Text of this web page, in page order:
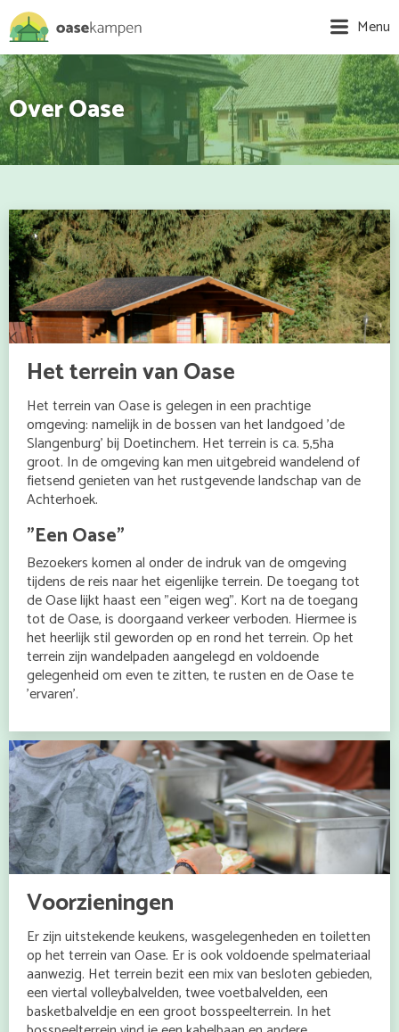
Menu
Over Oase
Het terrein van Oase
Het terrein van Oase is gelegen in een prachtige
omgeving: namelijk in de bossen van het landgoed 'de
Slangenburg' bij Doetinchem. Het terrein is ca. 5,5ha
groot. In de omgeving kan men uitgebreid wandelend of
fietsend genieten van het rustgevende landschap van de
Achterhoek.
"Een Oase"
Bezoekers komen al onder de indruk van de omgeving
tijdens de reis naar het eigenlijke terrein. De toegang tot
de Oase lijkt haast een "eigen weg". Kort na de toegang
tot de Oase, is doorgaand verkeer verboden. Hiermee is
het heerlijk stil geworden op en rond het terrein. Op het
terrein zijn wandelpaden aangelegd en voldoende
gelegenheid om even te zitten, te rusten en de Oase te
'ervaren'.
Voorzieningen
Er zijn uitstekende keukens, wasgelegenheden en toiletten
op het terrein van Oase. Er is ook voldoende spelmateriaal
aanwezig. Het terrein bezit een mix van besloten gebieden,
een viertal volleybalvelden, twee voetbalvelden, een
basketbalveldje en een groot bosspeelterrein. In het